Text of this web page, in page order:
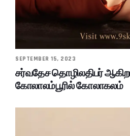
SEPTEMBER 15, 2023
சர்வதேச தொழிலதிபர்
கோலாலம்பூரில் கோலாகலம்